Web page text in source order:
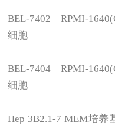
BEL-7402 RPMI-
细胞
BEL-7404 RPMI-
细胞
Hep 3B2.1-7 MEM培养